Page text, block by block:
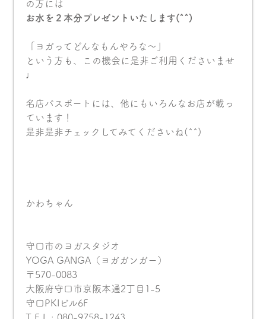
の方には
お水を２本分プレゼントいたします(^^)
「ヨガってどんなもんやろな〜」
という方も、この機会に是非ご利用くださいませ
♩
名店パスポートには、他にもいろんなお店が載っ
ています！
是非是非チェックしてみてくださいね(^^)
かわちゃん
守口市のヨガスタジオ
YOGA GANGA（ヨガガンガー）
〒570-0083
大阪府守口市京阪本通2丁目1-5
守口PKIビル6F